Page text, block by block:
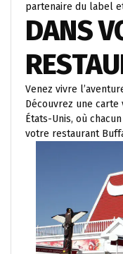
partenaire du label
DANS
Venez vivre
Découvrez une carte
États-Unis, où
votre restaurant